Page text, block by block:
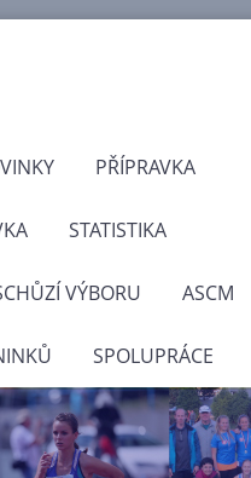
PŘÍPRAVKA
STATISTIKA
VÝBORU ASCM
SPOLUPRÁCE